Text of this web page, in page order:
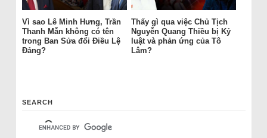
Vì sao Lê Minh Hưng, Trần
Thanh Mẫn không có tên
trong Ban Sửa đổi Điều Lệ
Đảng?
Thấy gì qua việc Chủ Tịch
Nguyễn Quang Thiều bị Kỷ
luật và phản ứng của Tô
Lâm?
SEARCH